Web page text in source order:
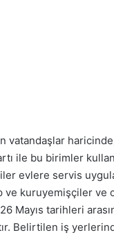
vatandaşlar
ile bu birimler
evlere servis
kuruyemişçiler ve
Mayıs tarihleri
Belirtilen iş